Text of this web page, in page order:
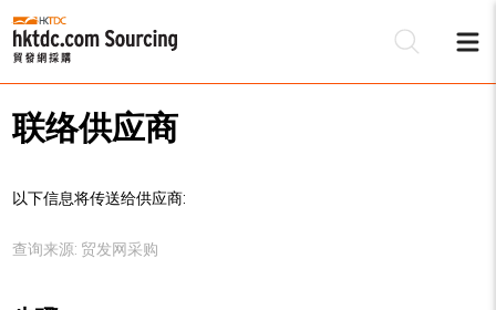
联络供应商
以下信息将传送给供应商:
查询来源: 贸发网采购